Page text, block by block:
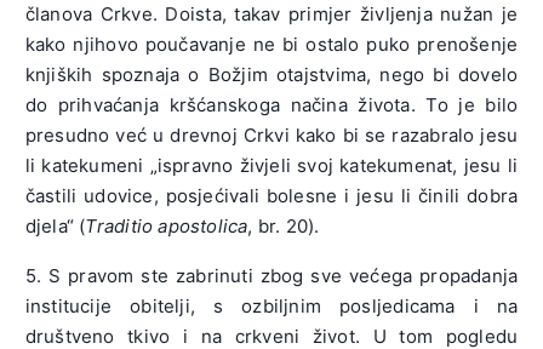
članova Crkve. Doista, takav primjer življenja nužan je
kako njihovo poučavanje ne bi ostalo puko prenošenje
knjiških spoznaja o Božjim otajstvima, nego bi dovelo
do prihvaćanja kršćanskoga načina života. To je bilo
presudno već u drevnoj Crkvi kako bi se razabralo jesu
li katekumeni „ispravno živjeli svoj katekumenat, jesu li
častili udovice, posjećivali bolesne i jesu li činili dobra
djela“ (Traditio apostolica, br. 20).
5. S pravom ste zabrinuti zbog sve većega propadanja
institucije obitelji, s ozbiljnim posljedicama i na
društveno tkivo i na crkveni život. U tom pogledu